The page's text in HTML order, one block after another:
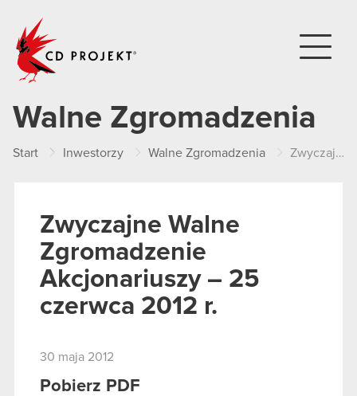
Walne Zgromadzenia
Start Inwestorzy Walne Zgromadzenia Zwyczajne Walne Zgromadzenie Akcjonariuszy – 25 czerwca 2012 r.
Zwyczajne Walne
Zgromadzenie
Akcjonariuszy – 25
czerwca 2012 r.
30 maja 2012
Pobierz PDF